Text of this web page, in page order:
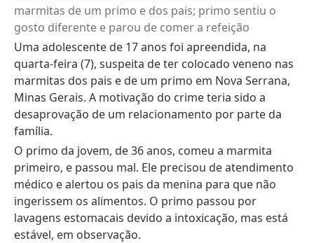
marmitas de um primo e dos pais; primo sentiu o
gosto diferente e parou de comer a refeição
Uma adolescente de 17 anos foi apreendida, na
quarta-feira (7), suspeita de ter colocado veneno nas
marmitas dos pais e de um primo em Nova Serrana,
Minas Gerais. A motivação do crime teria sido a
desaprovação de um relacionamento por parte da
família.
O primo da jovem, de 36 anos, comeu a marmita
primeiro, e passou mal. Ele precisou de atendimento
médico e alertou os pais da menina para que não
ingerissem os alimentos. O primo passou por
lavagens estomacais devido a intoxicação, mas está
estável, em observação.